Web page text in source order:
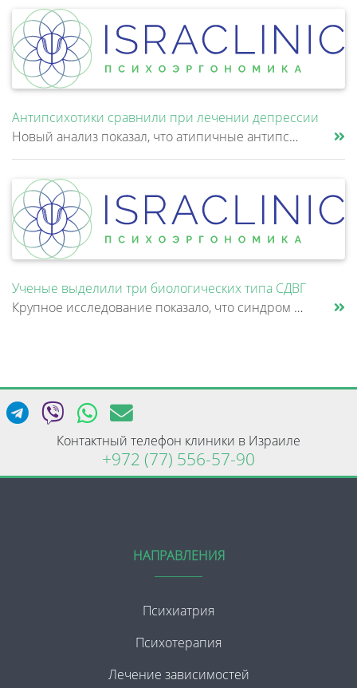
Антипсихотики сравнили при лечении депрессии
Новый анализ показал, что атипичные антипсихотики, которые иногда добавляют к антидепрессантам при большом депрессивном......
Ученые выделили три биологических типа СДВГ
Крупное исследование показало, что синдром дефицита внимания и гиперактивности (СДВГ) может включать не два, а три биоло......
Контактный телефон клиники в Израиле
+972 (77) 556-57-90
НАПРАВЛЕНИЯ
Психиатрия
Психотерапия
Лечение зависимостей